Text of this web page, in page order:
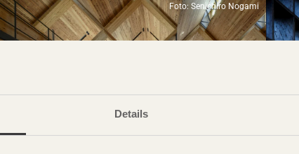
Details
Foto: Senichiro Nogami